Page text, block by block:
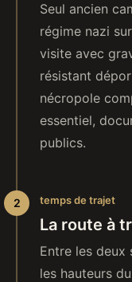
Seul ancien
régime nazi
visite avec
résistant
nécropole
essentiel,
publics.
temps de trajet
La route à
Entre les
les hauteurs